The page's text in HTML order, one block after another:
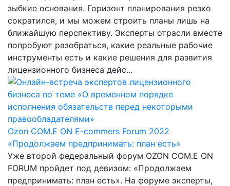
зыбкие основания. Горизонт планирования резко
сократился, и мы можем строить планы лишь на
ближайшую перспективу. Эксперты отрасли вместе
попробуют разобраться, какие реальные рабочие
инструменты есть и какие решения для развития
лицензионного бизнеса дейс...
Ozon COM.E ON E-commers Forum 2022
«Продолжаем предпринимать: план есть»
Уже второй федеральный форум OZON COM.E ON
FORUM пройдет под девизом: «Продолжаем
предпринимать: план есть». На форуме эксперты,